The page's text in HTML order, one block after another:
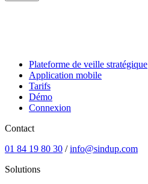
Plateforme de veille stratégique
Application mobile
Tarifs
Démo
Connexion
Contact
01 84 19 80 30 /info@sindup.com
Solutions